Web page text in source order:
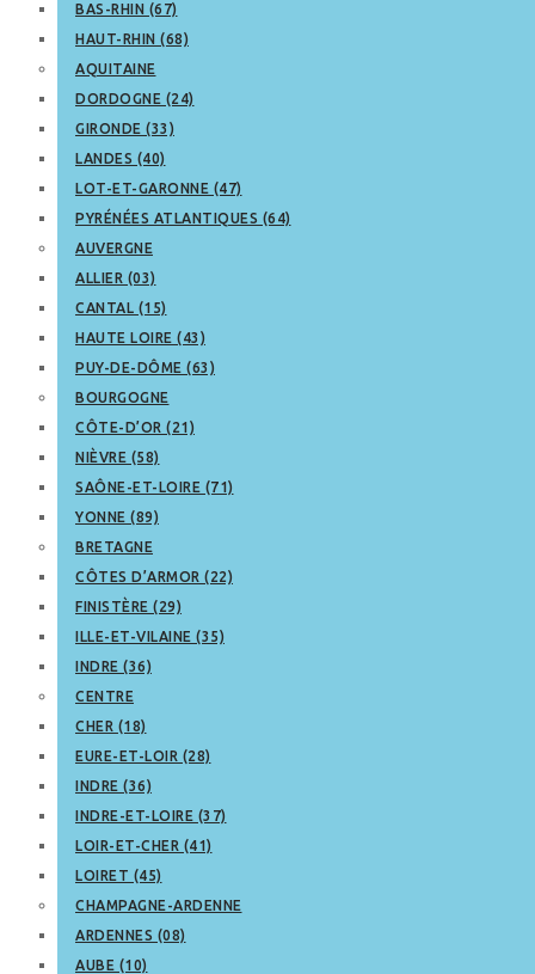
BAS-RHIN (67)
HAUT-RHIN (68)
AQUITAINE
DORDOGNE (24)
GIRONDE (33)
LANDES (40)
LOT-ET-GARONNE (47)
PYRÉNÉES ATLANTIQUES (64)
AUVERGNE
ALLIER (03)
CANTAL (15)
HAUTE LOIRE (43)
PUY-DE-DÔME (63)
BOURGOGNE
CÔTE-D’OR (21)
NIÈVRE (58)
SAÔNE-ET-LOIRE (71)
YONNE (89)
BRETAGNE
CÔTES D’ARMOR (22)
FINISTÈRE (29)
ILLE-ET-VILAINE (35)
INDRE (36)
CENTRE
CHER (18)
EURE-ET-LOIR (28)
INDRE (36)
INDRE-ET-LOIRE (37)
LOIR-ET-CHER (41)
LOIRET (45)
CHAMPAGNE-ARDENNE
ARDENNES (08)
AUBE (10)